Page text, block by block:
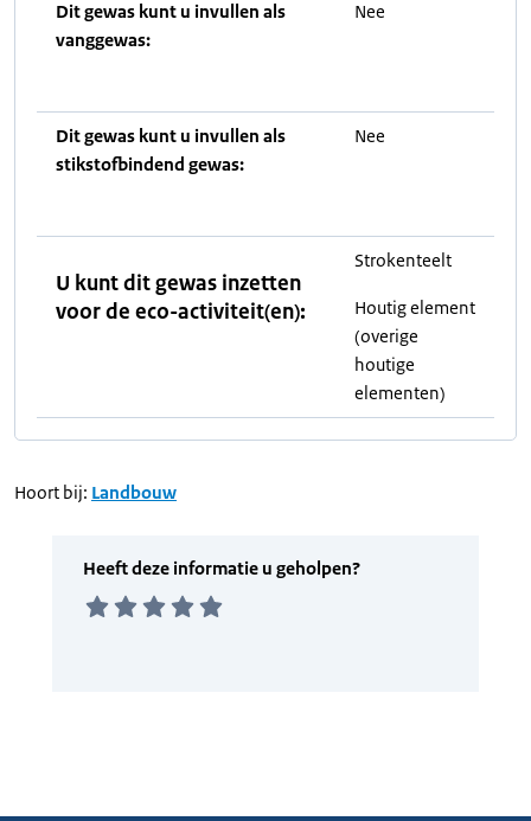
Dit gewas kunt u invullen als
vanggewas:
Nee
Dit gewas kunt u invullen als
stikstofbindend gewas:
Nee
U kunt dit gewas inzetten
voor de eco-activiteit(en):
Strokenteelt
Houtig element
(overige
houtige
elementen)
Hoort bij: Landbouw